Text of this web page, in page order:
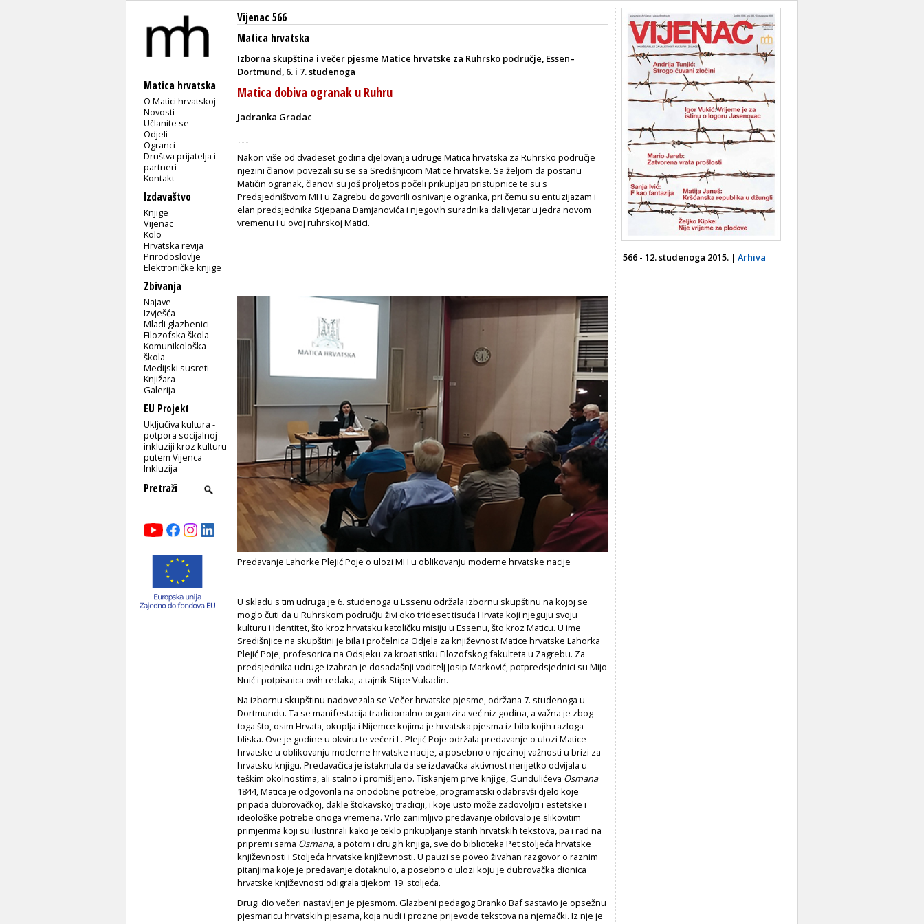
Matica hrvatska
O Matici hrvatskoj
Novosti
Učlanite se
Odjeli
Ogranci
Društva prijatelja i
partneri
Kontakt
Izdavaštvo
Knjige
Vijenac
Kolo
Hrvatska revija
Prirodoslovlje
Elektroničke knjige
Zbivanja
Najave
Izvješća
Mladi glazbenici
Filozofska škola
Komunikološka
škola
Medijski susreti
Knjižara
Galerija
EU Projekt
Uključiva kultura -
potpora socijalnoj
inkluziji kroz kulturu
putem Vijenca
Inkluzija
Vijenac 566
Matica hrvatska
Izborna skupština i večer pjesme Matice hrvatske za Ruhrsko područje, Essen–
Dortmund, 6. i 7. studenoga
Matica dobiva ogranak u Ruhru
Jadranka Gradac
Nakon više od dvadeset godina djelovanja udruge Matica hrvatska za Ruhrsko područje
njezini članovi povezali su se sa Središnjicom Matice hrvatske. Sa željom da postanu
Matičin ogranak, članovi su još proljetos počeli prikupljati pristupnice te su s
Predsjedništvom MH u Zagrebu dogovorili osnivanje ogranka, pri čemu su entuzijazam i
elan predsjednika Stjepana Damjanovića i njegovih suradnika dali vjetar u jedra novom
vremenu i u ovoj ruhrskoj Matici.
Predavanje Lahorke Plejić Poje o ulozi MH u oblikovanju moderne hrvatske nacije
U skladu s tim udruga je 6. studenoga u Essenu održala izbornu skupštinu na kojoj se
moglo čuti da u Ruhrskom području živi oko trideset tisuća Hrvata koji njeguju svoju
kulturu i identitet, što kroz hrvatsku katoličku misiju u Essenu, što kroz Maticu. U ime
Središnjice na skupštini je bila i pročelnica Odjela za književnost Matice hrvatske Lahorka
Plejić Poje, profesorica na Odsjeku za kroatistiku Filozofskog fakulteta u Zagrebu. Za
predsjednika udruge izabran je dosadašnji voditelj Josip Marković, potpredsjednici su Mijo
Nuić i potpisnica ovih redaka, a tajnik Stipe Vukadin.
Na izbornu skupštinu nadovezala se Večer hrvatske pjesme, održana 7. studenoga u
Dortmundu. Ta se manifestacija tradicionalno organizira već niz godina, a važna je zbog
toga što, osim Hrvata, okuplja i Nijemce kojima je hrvatska pjesma iz bilo kojih razloga
bliska. Ove je godine u okviru te večeri L. Plejić Poje održala predavanje o ulozi Matice
hrvatske u oblikovanju moderne hrvatske nacije, a posebno o njezinoj važnosti u brizi za
hrvatsku knjigu. Predavačica je istaknula da se izdavačka aktivnost nerijetko odvijala u
teškim okolnostima, ali stalno i promišljeno. Tiskanjem prve knjige, Gundulićeva Osmana
1844, Matica je odgovorila na onodobne potrebe, programatski odabravši djelo koje
pripada dubrovačkoj, dakle štokavskoj tradiciji, i koje usto može zadovoljiti i estetske i
ideološke potrebe onoga vremena. Vrlo zanimljivo predavanje obilovalo je slikovitim
primjerima koji su ilustrirali kako je teklo prikupljanje starih hrvatskih tekstova, pa i rad na
pripremi sama Osmana, a potom i drugih knjiga, sve do biblioteka Pet stoljeća hrvatske
književnosti i Stoljeća hrvatske književnosti. U pauzi se poveo živahan razgovor o raznim
pitanjima koje je predavanje dotaknulo, a posebno o ulozi koju je dubrovačka dionica
hrvatske književnosti odigrala tijekom 19. stoljeća.
Drugi dio večeri nastavljen je pjesmom. Glazbeni pedagog Branko Baf sastavio je opsežnu
pjesmaricu hrvatskih pjesama, koja nudi i prozne prijevode tekstova na njemački. Iz nje je
566 - 12. studenoga 2015. | Arhiva